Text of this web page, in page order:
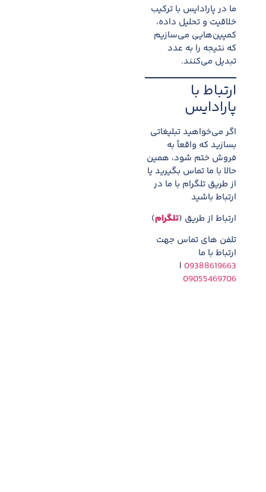
ما در پارادایس با ترکیب
خلاقیت و تحلیل داده،
کمپین‌هایی می‌سازیم
که نتیجه را به عدد
تبدیل می‌کنند.
ارتباط با
پارادایس
اگر می‌خواهید تبلیغاتی
بسازید که واقعاً به
فروش ختم شود، همین
حالا با ما تماس بگیرید یا
از طریق تلگرام با ما در
ارتباط باشید
ارتباط از طریق (تلگرام)
تلفن های تماس جهت
ارتباط با ما
09388619663
|
09055469706